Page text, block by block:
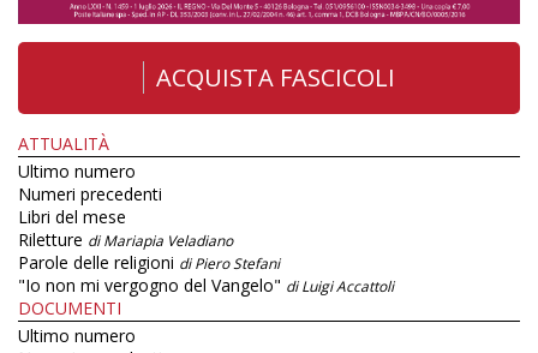
ACQUISTA FASCICOLI
ATTUALITÀ
Ultimo numero
Numeri precedenti
Libri del mese
Riletture di Mariapia Veladiano
Parole delle religioni di Piero Stefani
"Io non mi vergogno del Vangelo" di Luigi Accattoli
DOCUMENTI
Ultimo numero